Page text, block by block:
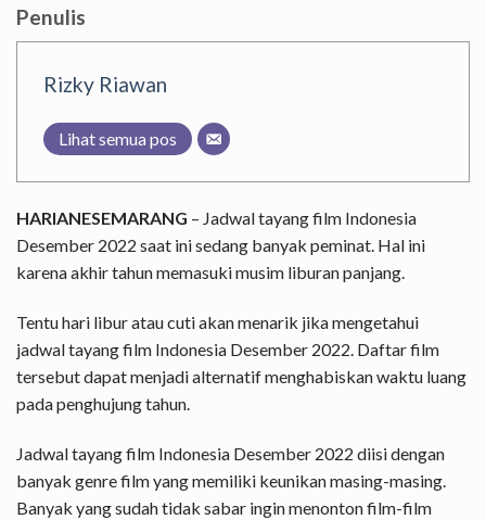
Penulis
Rizky Riawan
Lihat semua pos
HARIANESEMARANG – Jadwal tayang film Indonesia
Desember 2022 saat ini sedang banyak peminat. Hal ini
karena akhir tahun memasuki musim liburan panjang.
Tentu hari libur atau cuti akan menarik jika mengetahui
jadwal tayang film Indonesia Desember 2022. Daftar film
tersebut dapat menjadi alternatif menghabiskan waktu luang
pada penghujung tahun.
Jadwal tayang film Indonesia Desember 2022 diisi dengan
banyak genre film yang memiliki keunikan masing-masing.
Banyak yang sudah tidak sabar ingin menonton film-film